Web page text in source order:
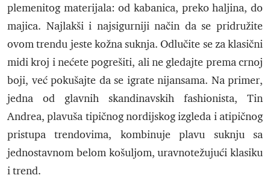
plemenitog materijala: od kabanica, preko haljina, do
majica. Najlakši i najsigurniji način da se pridružite
ovom trendu jeste kožna suknja. Odlučite se za klasični
midi kroj i nećete pogrešiti, ali ne gledajte prema crnoj
boji, već pokušajte da se igrate nijansama. Na primer,
jedna od glavnih skandinavskih fashionista, Tin
Andrea, plavuša tipičnog nordijskog izgleda i atipičnog
pristupa trendovima, kombinuje plavu suknju sa
jednostavnom belom košuljom, uravnotežujući klasiku
i trend.